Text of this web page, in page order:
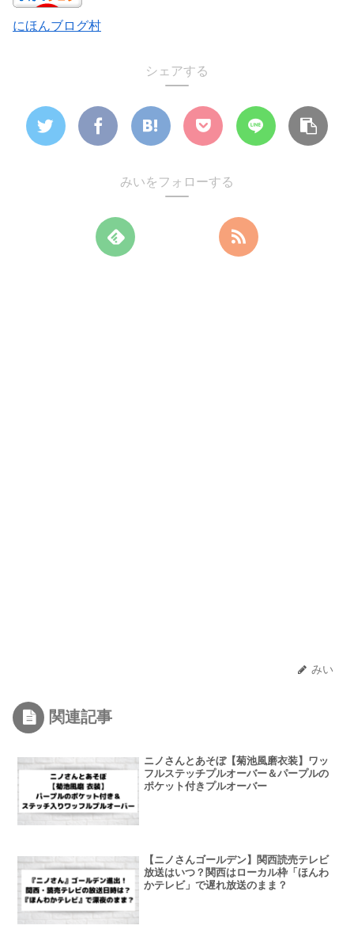
にほんブログ村
シェアする
みいをフォローする
みい
関連記事
ニノさんとあそぼ【菊池風磨衣装】ワッ
フルステッチプルオーバー＆パープルの
ポケット付きプルオーバー
【ニノさんゴールデン】関西読売テレビ
放送はいつ？関西はローカル枠「ほんわ
かテレビ」で遅れ放送のまま？